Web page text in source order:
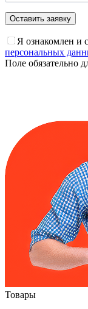
Я ознакомлен и
персональных
Поле обязательно
Товары